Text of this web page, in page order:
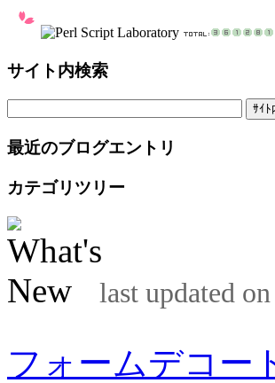
サイト内検索
最近のブログエントリ
カテゴリツリー
last updated on
フォームデコー